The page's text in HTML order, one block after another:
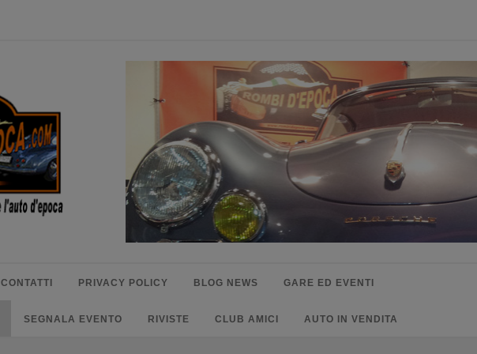
CONTATTI PRIVACY POLICY BLOG NEWS GARE ED EVENTI
SEGNALA EVENTO RIVISTE CLUB AMICI AUTO IN VENDITA